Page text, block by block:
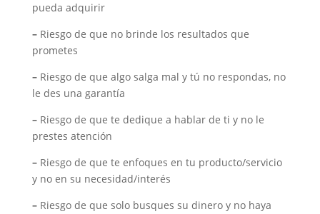
pueda adquirir
–Riesgo de que no brinde los resultados que
prometes
–Riesgo de que algo salga mal y tú no respondas, no
le des una garantía
–Riesgo de que te dedique a hablar de ti y no le
prestes atención
–Riesgo de que te enfoques en tu producto/servicio
y no en su necesidad/interés
–Riesgo de que solo busques su dinero y no haya